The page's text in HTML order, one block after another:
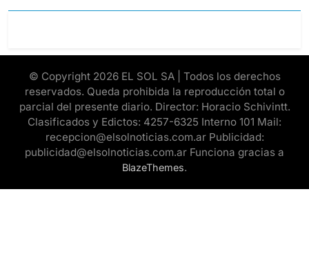
© Copyright 2026 EL SOL SA | Todos los derechos
reservados. Queda prohibida la reproducción total o
parcial del presente diario. Director: Horacio Schivintt.
Clasificados y Edictos: 4257-6325 Interno 101 Mail:
recepcion@elsolnoticias.com.ar Publicidad:
publicidad@elsolnoticias.com.ar Funciona gracias a
BlazeThemes.